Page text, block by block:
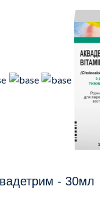
- 30мл